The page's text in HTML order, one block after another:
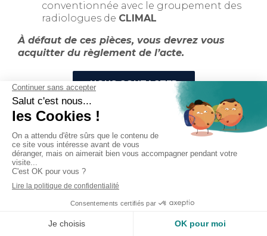
conventionnée avec le groupement des
radiologues de CLIMAL
À défaut de ces pièces, vous devrez vous
acquitter du règlement de l’acte.
NOUS CONTACTER
Nos médecins